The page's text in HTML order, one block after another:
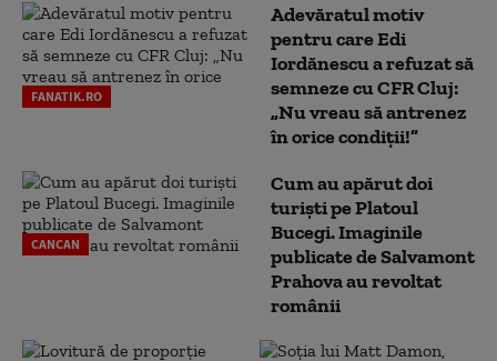
FANATIK.RO
Adevăratul motiv
pentru care Edi
Iordănescu a refuzat să
semneze cu CFR Cluj:
„Nu vreau să antrenez
în orice condiții!”
CANCAN
Cum au apărut doi
turiști pe Platoul
Bucegi. Imaginile
publicate de Salvamont
Prahova au revoltat
românii